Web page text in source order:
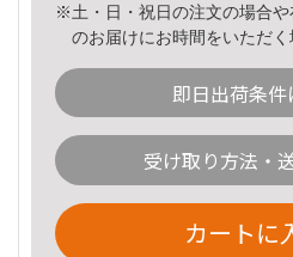
※土・日・祝日の注文の場合
のお届けにお時間をいただく
即日出荷条件
受け取り方法・
カートに